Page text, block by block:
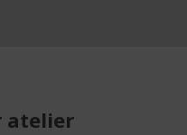
atelier